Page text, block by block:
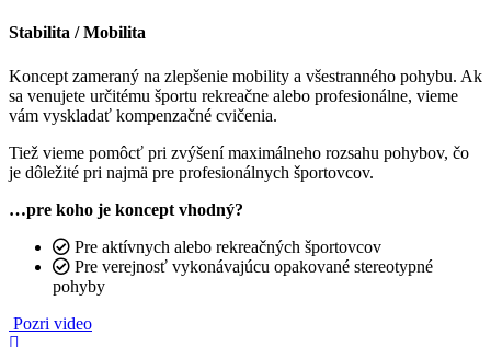
Stabilita / Mobilita
Koncept zameraný na zlepšenie mobility a všestranného pohybu. Ak
sa venujete určitému športu rekreačne alebo profesionálne, vieme
vám vyskladať kompenzačné cvičenia.
Tiež vieme pomôcť pri zvýšení maximálneho rozsahu pohybov, čo
je dôležité pri najmä pre profesionálnych športovcov.
…pre koho je koncept vhodný?
Pre aktívnych alebo rekreačných športovcov
Pre verejnosť vykonávajúcu opakované stereotypné
pohyby
Pozri video